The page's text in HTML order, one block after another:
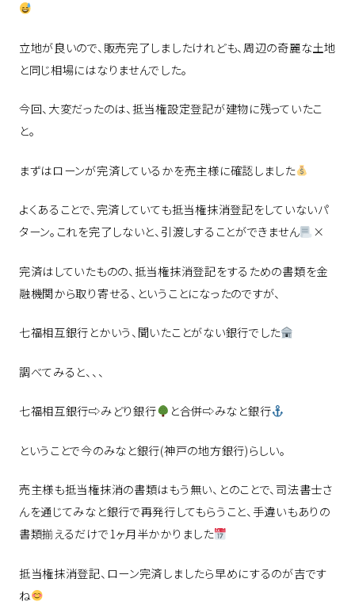
立地が良いので、販売完了しましたけれども、周辺の奇麗な土地
と同じ相場にはなりませんでした。
今回、大変だったのは、抵当権設定登記が建物に残っていたこ
と。
まずはローンが完済しているかを売主様に確認しました
よくあることで、完済していても抵当権抹消登記をしていないパ
ターン。これを完了しないと、引渡しすることができません
×
完済はしていたものの、抵当権抹消登記をするための書類を金
融機関から取り寄せる、ということになったのですが、
七福相互銀行とかいう、聞いたことがない銀行でした
調べてみると、、、
七福相互銀行⇨みどり銀行 と合併⇨みなと銀行
ということで今のみなと銀行(神戸の地方銀行)らしい。
売主様も抵当権抹消の書類はもう無い、とのことで、司法書士さ
んを通じてみなと銀行で再発行してもらうこと、手違いもありの
書類揃えるだけで1ヶ月半かかりました
抵当権抹消登記、ローン完済しましたら早めにするのが吉です
ね